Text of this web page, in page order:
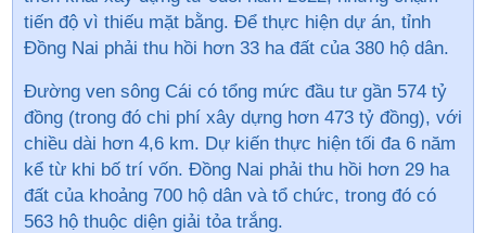
tiến độ vì thiếu mặt bằng. Để thực hiện dự án, tỉnh
Đồng Nai phải thu hồi hơn 33 ha đất của 380 hộ dân.
Đường ven sông Cái có tổng mức đầu tư gần 574 tỷ
đồng (trong đó chi phí xây dựng hơn 473 tỷ đồng), với
chiều dài hơn 4,6 km. Dự kiến thực hiện tối đa 6 năm
kể từ khi bố trí vốn. Đồng Nai phải thu hồi hơn 29 ha
đất của khoảng 700 hộ dân và tổ chức, trong đó có
563 hộ thuộc diện giải tỏa trắng.